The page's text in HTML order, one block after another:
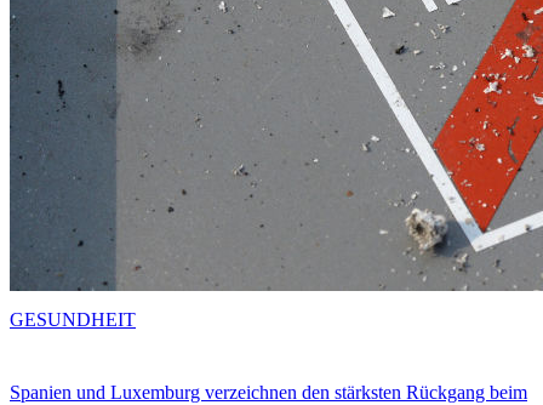
Spanien und Luxemburg verzeichnen den stärksten Rückgang beim
GESUNDHEIT